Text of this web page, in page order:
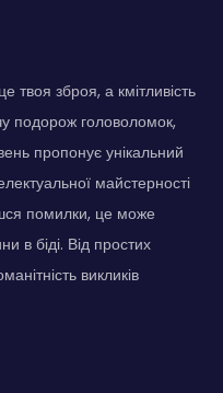
твоя зброя, а кмітливість
подорож головоломок,
пропонує унікальний
майстерності
помилки, це може
в біді. Від простих
викликів